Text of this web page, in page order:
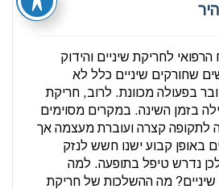
לחריקת שיניים והידוק
שחורקים שיניים כלל לא
בפעולה מכוונת. לרוב, חריקת
בזמן השינה. במקרים מסוימים
לתקופה קצרה ועוברת מעצמה אך
באופן קבוע ישנו חשש לנזק
נדרש טיפל בתופעה. למה
שיניים? מה ההשלכות של חריקת